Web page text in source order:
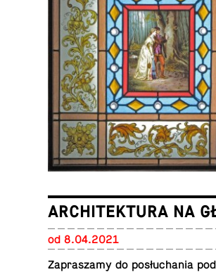
ARCHITEKTURA NA
od 8.04.2021
Za­pra­sza­my do po­słu­cha­nia